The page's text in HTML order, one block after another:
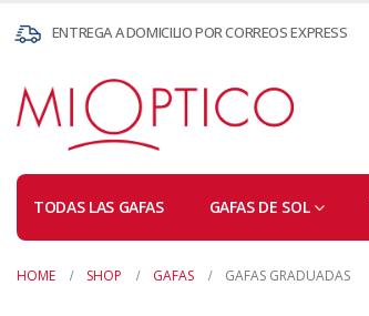
ENTREGA A DOMICILIO POR CORREOS EXPRESS
TODAS LAS GAFAS GAFAS DE SOL
HOME SHOP GAFAS GAFAS GRADUADAS